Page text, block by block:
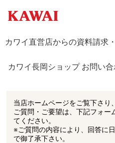
カワイ直営店からの資料請求
カワイ長岡ショップ お問い
当店ホームページをご覧下さり
ご質問・ご要望は、下記フォー
てください。
※ご質問の内容により、回答に
で御了承下さい。